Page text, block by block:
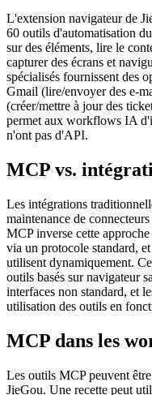
L'extension navigateur de
60 outils d'automatisation
sur des éléments, lire le
capturer des écrans et
spécialisés fournissent des
Gmail (lire/envoyer des e-
(créer/mettre à jour des
permet aux workflows IA
n'ont pas d'API.
MCP vs.
Les intégrations
maintenance de
MCP inverse cette
via un protocole standard,
utilisent dynamiquement.
outils basés sur navigateur
interfaces non standard, et
utilisation des outils en
MCP dans les
Les outils MCP peuvent
JieGou. Une recette peut